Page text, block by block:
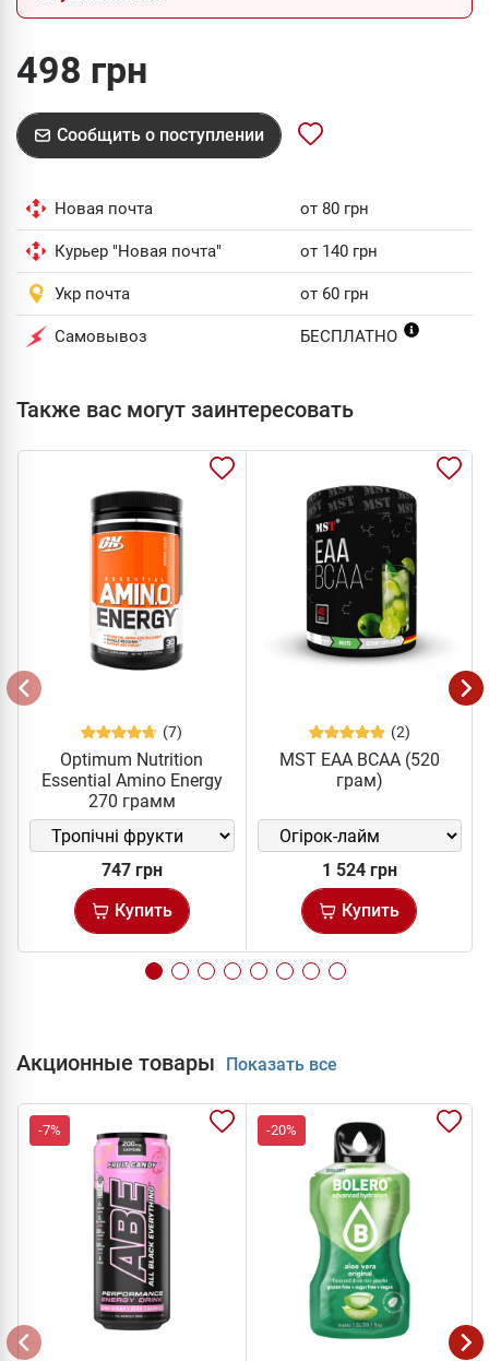
498 грн
Сообщить о поступлении
Новая почта от 80 грн
Курьер "Новая почта" от 140 грн
Укр почта от 60 грн
Самовывоз БЕСПЛАТНО
Также вас могут заинтересовать
(7)
Optimum Nutrition
Essential Amino Energy
270 грамм
747 грн
Купить
(2)
MST EAA BCAA (520
грам)
1 524 грн
Купить
Акционные товары Показать все
-7% -20%